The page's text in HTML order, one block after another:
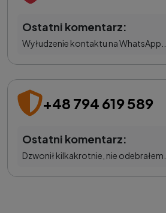
Ostatni komentarz:
Wyłudzenie kontaktu na WhatsApp...
+48 794 619 589
Ostatni komentarz:
Dzwonił kilkakrotnie, nie odebrałem...